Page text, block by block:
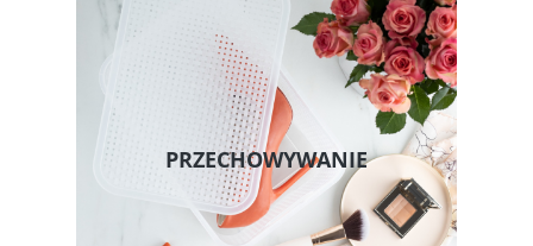
PRZECHOWYWANIE